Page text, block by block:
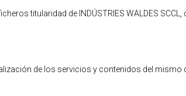
titularidad de INDÚSTRIES WALDES
de los servicios y contenidos del mismo